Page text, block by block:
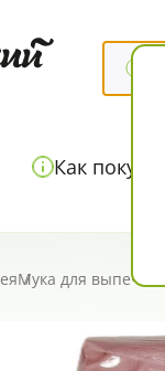
Как
Мука для выпечки